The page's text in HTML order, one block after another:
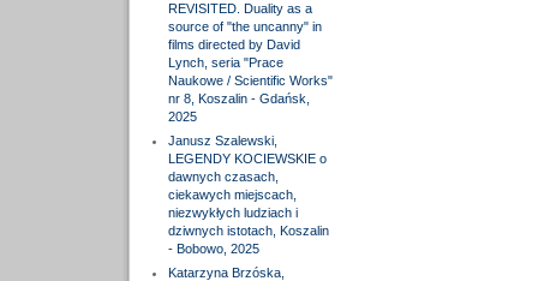
REVISITED. Duality as a
source of "the uncanny" in
films directed by David
Lynch, seria "Prace
Naukowe / Scientific Works"
nr 8, Koszalin - Gdańsk,
2025
Janusz Szalewski,
LEGENDY KOCIEWSKIE o
dawnych czasach,
ciekawych miejscach,
niezwykłych ludziach i
dziwnych istotach, Koszalin
- Bobowo, 2025
Katarzyna Brzóska,